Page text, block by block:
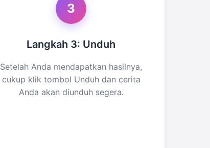
3
Langkah 3: Unduh
Setelah Anda mendapatkan hasilnya,
cukup klik tombol Unduh dan cerita
Anda akan diunduh segera.